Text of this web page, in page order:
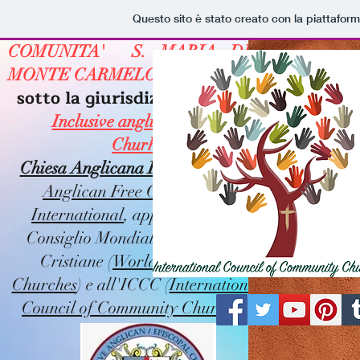
Questo sito è stato creato con la
COMUNITA' S. MARIA DEL
MONTE CARMELO (Catania),
sotto la giurisdizione della
Inclusive anglican Episcopal
Churh,
Chiesa Anglicana Inclusivadella
Anglican Free Communion
International, appartenente al
Consiglio Mondiale delle Chiese
Cristiane (World Council of
Churches) e all'ICCC (International
Council of Community Churches